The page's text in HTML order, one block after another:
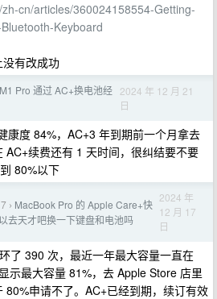
cn/articles/360024158554-Getting-
Keyboard
有改成功
M1 Pro 通过 AC+换电池经 2024 年 12 月 21
日
康度 84%，AC+3 年到期前一个月拿去
AC+续费还有 1 天时间，很纠结要不要
80%以下
› MacBook Pro 的 Apple Care+快
去天才吧换一下键盘和电池吗
2024 年
12 月 17
日
了 390 次，最近一年最大容量一直在
示最大容量 81%，去 Apple Store 店里
80%申请不了。AC+已经到期，续订有效